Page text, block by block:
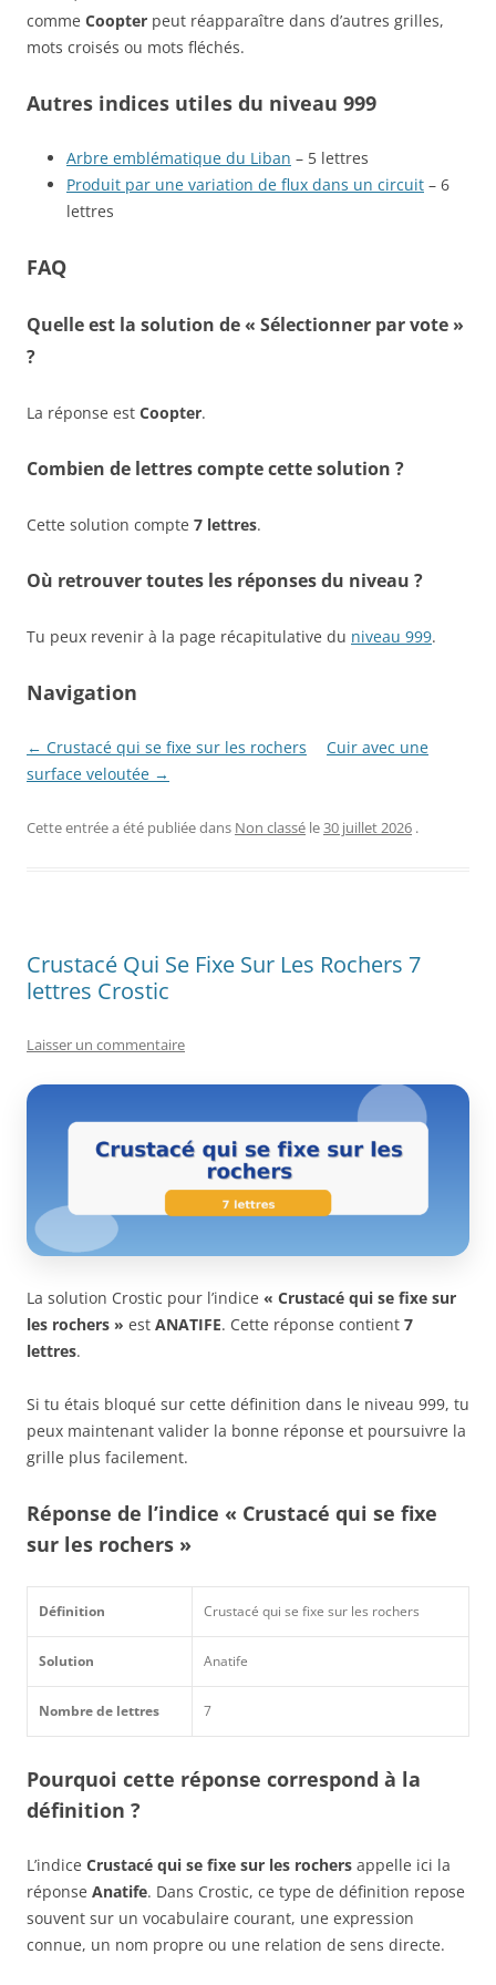
comme Coopter peut réapparaître dans d’autres grilles,
mots croisés ou mots fléchés.
Autres indices utiles du niveau 999
Arbre emblématique du Liban – 5 lettres
Produit par une variation de flux dans un circuit – 6
lettres
FAQ
Quelle est la solution de « Sélectionner par vote »
?
La réponse est Coopter.
Combien de lettres compte cette solution ?
Cette solution compte 7 lettres.
Où retrouver toutes les réponses du niveau ?
Tu peux revenir à la page récapitulative du niveau 999.
Navigation
← Crustacé qui se fixe sur les rochers
Cuir avec une
surface veloutée →
Cette entrée a été publiée dans Non classé le30 juillet 2026 .
Crustacé Qui Se Fixe Sur Les Rochers 7
lettres Crostic
Laisser un commentaire
La solution Crostic pour l’indice « Crustacé qui se fixe sur
les rochers » est ANATIFE. Cette réponse contient 7
lettres.
Si tu étais bloqué sur cette définition dans le niveau 999, tu
peux maintenant valider la bonne réponse et poursuivre la
grille plus facilement.
Réponse de l’indice « Crustacé qui se fixe
sur les rochers »
Définition Crustacé qui se fixe sur les rochers
Solution Anatife
Nombre de lettres 7
Pourquoi cette réponse correspond à la
définition ?
L’indice Crustacé qui se fixe sur les rochers appelle ici la
réponse Anatife. Dans Crostic, ce type de définition repose
souvent sur un vocabulaire courant, une expression
connue, un nom propre ou une relation de sens directe.